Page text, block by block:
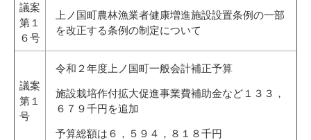
議案
第１
６号
上ノ国町農林漁業者健康増進施設設置条例の一部
を改正する条例の制定について
議案
第１
号
令和２年度上ノ国町一般会計補正予算
施設栽培作付拡大促進事業費補助金など１３３，
６７９千円を追加
予算総額は６，５９４，８１８千円